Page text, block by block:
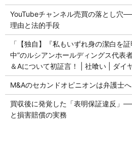
YouTubeチャンネル売買の落とし穴
理由と法的手段
「【独自】『私もいずれ身の潔白を
中”のルシアンホールディングス代表
＆Aについて初証言！ | 社喰い | ダイ
M&Aのセカンドオピニオンは弁護士へ
買収後に発覚した「表明保証違反」
と損害賠償の実務